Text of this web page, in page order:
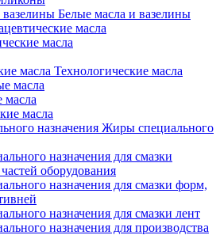
Белые масла и вазелины
масла
масла
Технологические масла
масла
масла
масла
Жиры специального
назначения для смазки
оборудования
назначения для смазки форм,
назначения для смазки лент
назначения для производства